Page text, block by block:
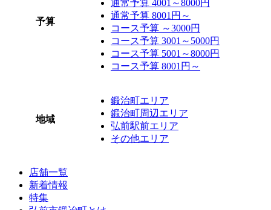
予算
通常予算 4001～8000円
通常予算 8001円～
コース予算 ～3000円
コース予算 3001～5000円
コース予算 5001～8000円
コース予算 8001円～
地域
鍛治町エリア
鍛治町周辺エリア
弘前駅前エリア
その他エリア
店舗一覧
新着情報
特集